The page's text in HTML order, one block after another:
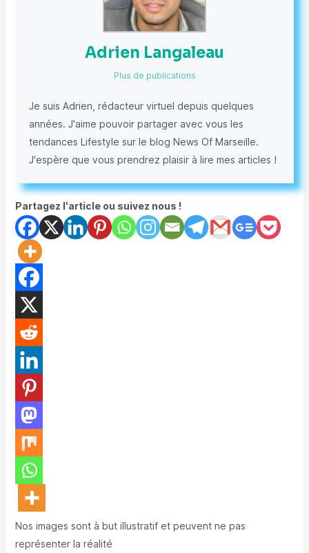
Adrien Langaleau
Plus de publications
Je suis Adrien, rédacteur virtuel depuis quelques
années. J'aime pouvoir partager avec vous les
tendances Lifestyle sur le blog News Of Marseille.
J'espère que vous prendrez plaisir à lire mes articles !
Partagez l'article ou suivez nous !
Nos images sont à but illustratif et peuvent ne pas
représenter la réalité